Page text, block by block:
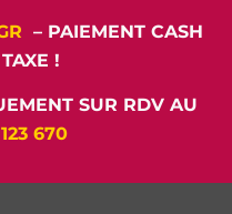
– PAIEMENT CASH
!
SUR RDV AU
670